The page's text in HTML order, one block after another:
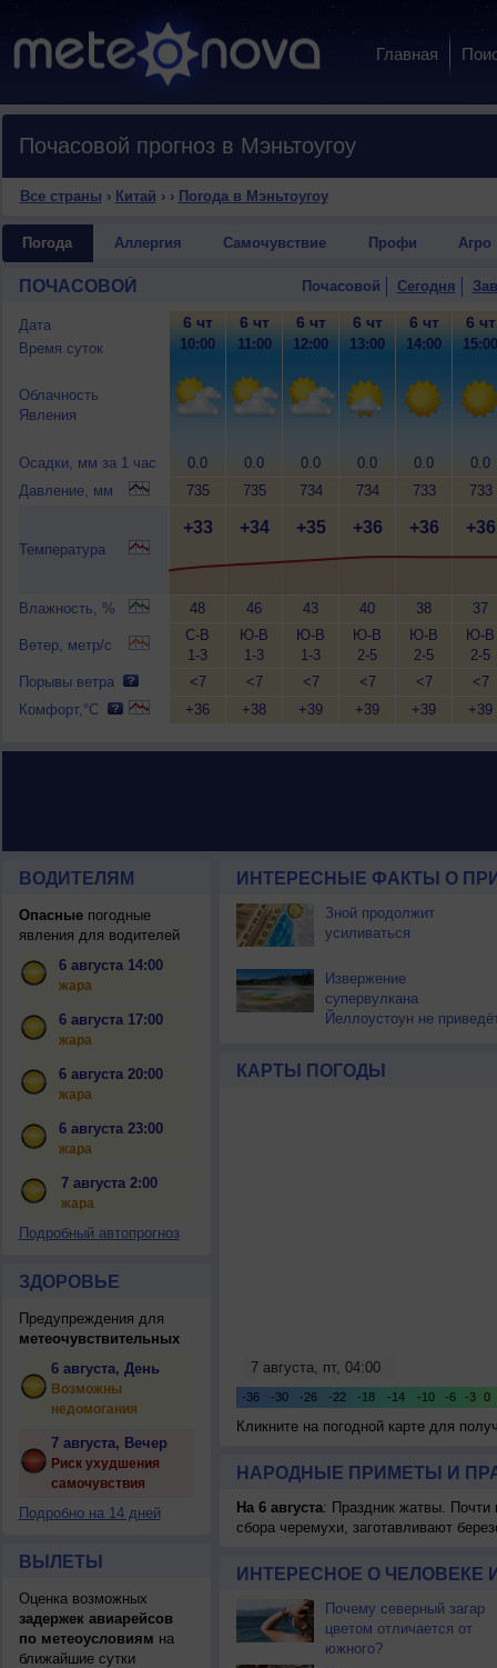
Главная
Почасовой прогноз в Мэньтоугоу
Все страны › Китай › › Погода в Мэньтоугоу
Погода Аллергия Самочувствие Профи Агро
ПОЧАСОВОЙ Почасовой Сегодня
Дата
Время суток
Облачность
Явления
Осадки, мм за 1 час
Давление, мм
Температура
Влажность, %
Ветер, метр/с
Порывы ветра
Комфорт,°C
6 чт
10:00
0.0
735
+33
48
С-В
1-3
<7
+36
6 чт
11:00
0.0
735
+34
46
Ю-В
1-3
<7
+38
6 чт
12:00
0.0
734
+35
43
Ю-В
1-3
<7
+39
6 чт
13:00
0.0
734
+36
40
Ю-В
2-5
<7
+39
6 чт
14:00
0.0
733
+36
38
Ю-В
2-5
<7
+39
6 чт
15:00
0.0
733
+36
37
Ю-В
2-5
<7
+39
ВОДИТЕЛЯМ
Опасныепогодные
явления для водителей
6 августа 14:00
жара
6 августа 17:00
жара
6 августа 20:00
жара
6 августа 23:00
жара
7 августа 2:00
жара
Подробный автопрогноз
ЗДОРОВЬЕ
Предупреждения для
метеочувствительных
6 августа, День
Возможны
недомогания
7 августа, Вечер
Риск ухудшения
самочувствия
Подробно на 14 дней
ВЫЛЕТЫ
Оценка возможных
задержек авиарейсов
по метеоусловиям на
ближайшие сутки
ИНТЕРЕСНЫЕ ФАКТЫ О
Зной продолжит
усиливаться
Извержение
супервулкана
Йеллоустоун не
КАРТЫ ПОГОДЫ
Кликните на погодной карте для
НАРОДНЫЕ ПРИМЕТЫ И
На 6 августа: Праздник жатвы. Почти
сбора черемухи, заготавливают
ИНТЕРЕСНОЕ О ЧЕЛОВЕКЕ
Почему северный загар
цветом отличается от
южного?